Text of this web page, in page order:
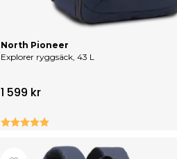
Explorer ryggsäck, 43 L
North Pioneer
1 599 kr
Betyg: